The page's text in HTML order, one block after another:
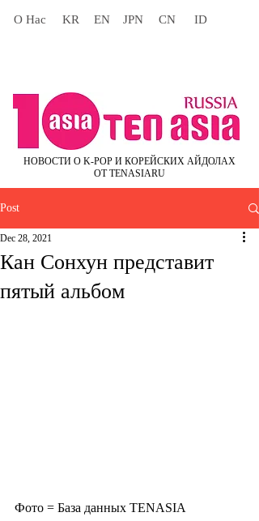
О Нас KR EN JPN CN ID
НОВОСТИ О K-POP И КОРЕЙСКИХ АЙДОЛАХ
ОТ TENASIARU
Post
Кан Сонхун представит
пятый альбом
Dec 28, 2021
Фото = База данных TENASIA